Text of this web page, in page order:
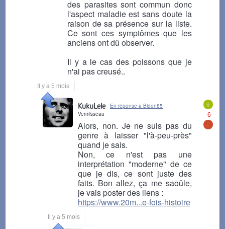
des parasites sont commun donc
l'aspect maladie est sans doute la
raison de sa présence sur la liste.
Ce sont ces symptômes que les
anciens ont dû observer.
Il y a le cas des poissons que je
n'ai pas creusé..
Il y a 5 mois
+
-6
-
KukuLele
En réponse à Bidon85
Vermisseau
Alors, non. Je ne suis pas du
genre à laisser "l'à-peu-près"
quand je sais.
Non, ce n'est pas une
interprétation "moderne" de ce
que je dis, ce sont juste des
faits. Bon allez, ça me saoûle,
je vais poster des liens :
https://www.20m...e-fois-histoire
Il y a 5 mois